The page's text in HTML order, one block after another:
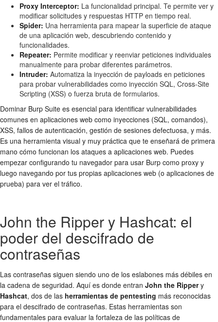
Proxy Interceptor: La funcionalidad principal. Te permite ver y
modificar solicitudes y respuestas HTTP en tiempo real.
Spider: Una herramienta para mapear la superficie de ataque
de una aplicación web, descubriendo contenido y
funcionalidades.
Repeater: Permite modificar y reenviar peticiones individuales
manualmente para probar diferentes parámetros.
Intruder: Automatiza la inyección de payloads en peticiones
para probar vulnerabilidades como inyección SQL, Cross-Site
Scripting (XSS) o fuerza bruta de formularios.
Dominar Burp Suite es esencial para identificar vulnerabilidades
comunes en aplicaciones web como inyecciones (SQL, comandos),
XSS, fallos de autenticación, gestión de sesiones defectuosa, y más.
Es una herramienta visual y muy práctica que te enseñará de primera
mano cómo funcionan los ataques a aplicaciones web. Puedes
empezar configurando tu navegador para usar Burp como proxy y
luego navegando por tus propias aplicaciones web (o aplicaciones de
prueba) para ver el tráfico.
John the Ripper y Hashcat: el
poder del descifrado de
contraseñas
Las contraseñas siguen siendo uno de los eslabones más débiles en
la cadena de seguridad. Aquí es donde entran John the Rippery
Hashcat, dos de las herramientas de pentesting más reconocidas
para el descifrado de contraseñas. Estas herramientas son
fundamentales para evaluar la fortaleza de las políticas de